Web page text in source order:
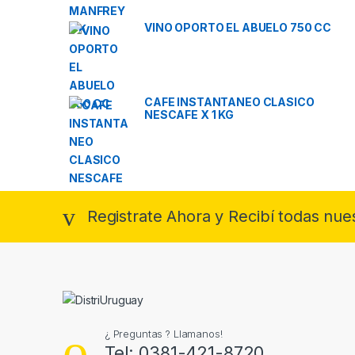
VINO OPORTO EL ABUELO 750 CC
CAFE INSTANTANEO CLASICO
NESCAFE X 1 KG
Registrate Ahora y Recibí todas
¿ Preguntas ? Llamanos!